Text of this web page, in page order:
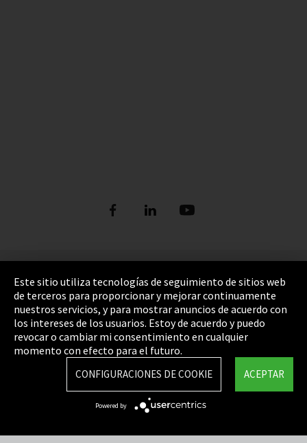
Pie de imprenta
Política de privacidad
Cookie Settings
Términos y Condiciones
Mapa del sitio
Integrity Line
Este sitio utiliza tecnologías de seguimiento de sitios web
de terceros para proporcionar y mejorar continuamente
nuestros servicios, y para mostrar anuncios de acuerdo con
los intereses de los usuarios. Estoy de acuerdo y puedo
revocar o cambiar mi consentimiento en cualquier
momento con efecto para el futuro.
ACEPTAR
CONFIGURACIONES DE COOKIE
Powered by